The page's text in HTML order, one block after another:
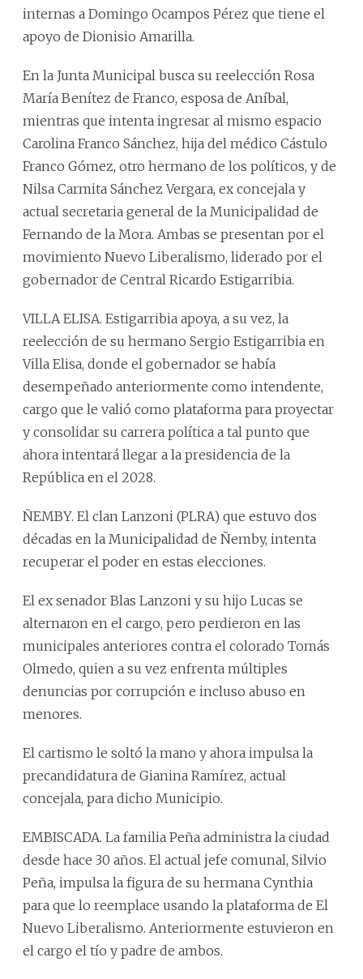
internas a Domingo Ocampos Pérez que tiene el
apoyo de Dionisio Amarilla.
En la Junta Municipal busca su reelección Rosa
María Benítez de Franco, esposa de Aníbal,
mientras que intenta ingresar al mismo espacio
Carolina Franco Sánchez, hija del médico Cástulo
Franco Gómez, otro hermano de los políticos, y de
Nilsa Carmita Sánchez Vergara, ex concejala y
actual secretaria general de la Municipalidad de
Fernando de la Mora. Ambas se presentan por el
movimiento Nuevo Liberalismo, liderado por el
gobernador de Central Ricardo Estigarribia.
VILLA ELISA. Estigarribia apoya, a su vez, la
reelección de su hermano Sergio Estigarribia en
Villa Elisa, donde el gobernador se había
desempeñado anteriormente como intendente,
cargo que le valió como plataforma para proyectar
y consolidar su carrera política a tal punto que
ahora intentará llegar a la presidencia de la
República en el 2028.
ÑEMBY. El clan Lanzoni (PLRA) que estuvo dos
décadas en la Municipalidad de Ñemby, intenta
recuperar el poder en estas elecciones.
El ex senador Blas Lanzoni y su hijo Lucas se
alternaron en el cargo, pero perdieron en las
municipales anteriores contra el colorado Tomás
Olmedo, quien a su vez enfrenta múltiples
denuncias por corrupción e incluso abuso en
menores.
El cartismo le soltó la mano y ahora impulsa la
precandidatura de Gianina Ramírez, actual
concejala, para dicho Municipio.
EMBISCADA. La familia Peña administra la ciudad
desde hace 30 años. El actual jefe comunal, Silvio
Peña, impulsa la figura de su hermana Cynthia
para que lo reemplace usando la plataforma de El
Nuevo Liberalismo. Anteriormente estuvieron en
el cargo el tío y padre de ambos.